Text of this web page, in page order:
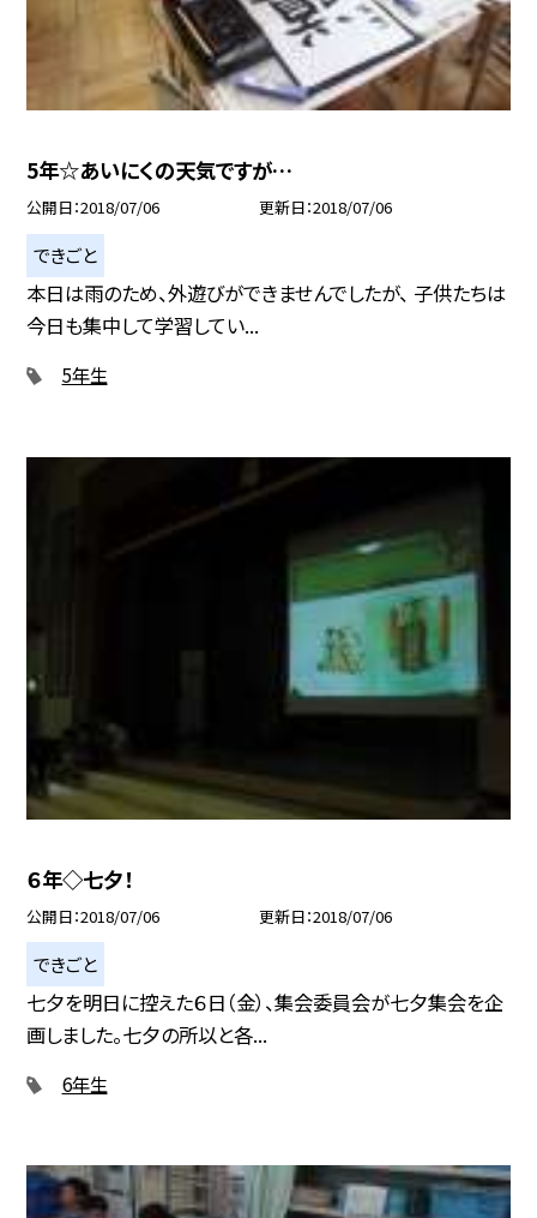
5年☆あいにくの天気ですが…
公開日 2018/07/06 更新日 2018/07/06
できごと
本日は雨のため、外遊びができませんでしたが、 子供たちは
今日も集中して学習してい...
5年生
６年◇七夕！
公開日 2018/07/06 更新日 2018/07/06
できごと
七夕を明日に控えた６日（金）、集会委員会が七夕集会を企
画しました。七夕の所以と各...
6年生